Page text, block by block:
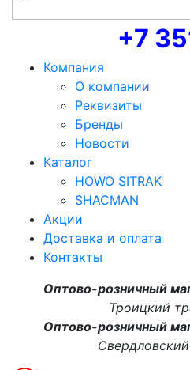
+7
Компания
О компании
Реквизиты
Бренды
Новости
Каталог
HOWO SITRAK
SHACMAN
Акции
Доставка и оплата
Контакты
Оптово-розничный
Троицкий
Оптово-розничный